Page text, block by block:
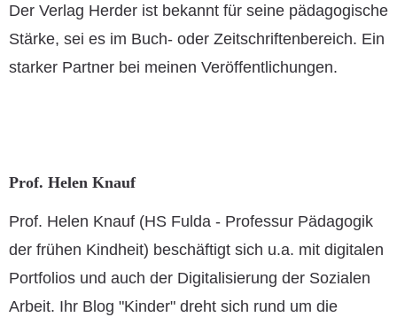
Der Verlag Herder ist bekannt für seine pädagogische
Stärke, sei es im Buch- oder Zeitschriftenbereich. Ein
starker Partner bei meinen Veröffentlichungen.
Prof. Helen Knauf
Prof. Helen Knauf (HS Fulda - Professur Pädagogik
der frühen Kindheit) beschäftigt sich u.a. mit digitalen
Portfolios und auch der Digitalisierung der Sozialen
Arbeit. Ihr Blog "Kinder" dreht sich rund um die